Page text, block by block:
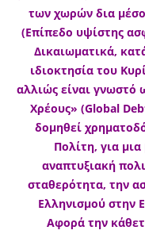
των χωρών δια
(Επίπεδο υψίστης
Δικαιωματικά,
ιδιοκτησία του
αλλιώς είναι γνωστό
Χρέους» (Global
δομηθεί
Πολίτη, για
αναπτυξιακή
σταθερότητα, την
Ελληνισμού στην
Αφορά την